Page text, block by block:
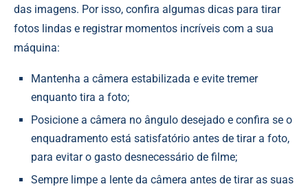
das imagens. Por isso, confira algumas dicas para tirar
fotos lindas e registrar momentos incríveis com a sua
máquina:
Mantenha a câmera estabilizada e evite tremer
enquanto tira a foto;
Posicione a câmera no ângulo desejado e confira se o
enquadramento está satisfatório antes de tirar a foto,
para evitar o gasto desnecessário de filme;
Sempre limpe a lente da câmera antes de tirar as suas